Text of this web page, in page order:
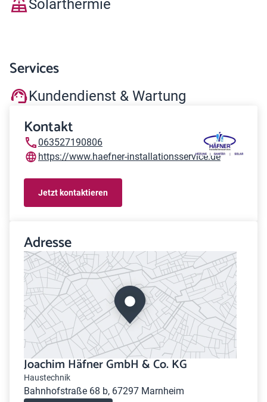
Solarthermie
Services
Kundendienst & Wartung
Kontakt
063527190806
https://www.haefner-installationsservice.de
Jetzt kontaktieren
Adresse
Joachim Häfner GmbH & Co. KG
Haustechnik
Bahnhofstraße 68 b, 67297 Marnheim